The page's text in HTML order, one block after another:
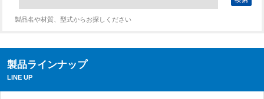
製品名や材質、型式からお探しください
製品ラインナップ
LINE UP